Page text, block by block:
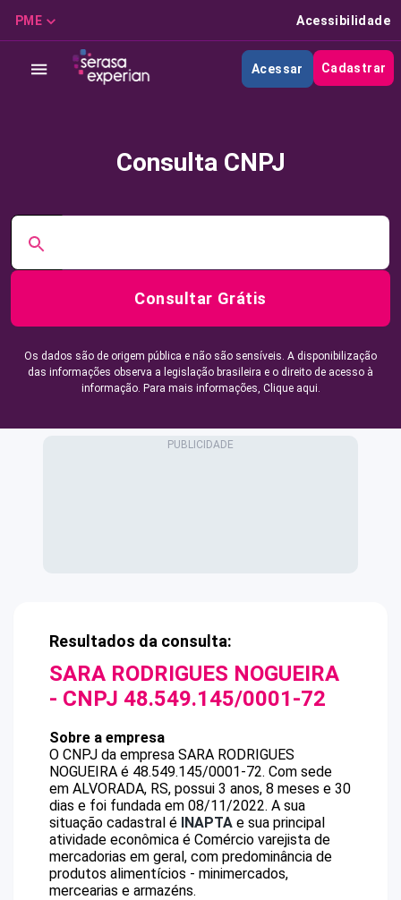
PME Acessibilidade
Acessar Cadastrar
Consulta CNPJ
Consultar Grátis
Os dados são de origem pública e não são sensíveis. A disponibilização
das informações observa a legislação brasileira e o direito de acesso à
informação. Para mais informações, Clique aqui.
Resultados da consulta:
SARA RODRIGUES NOGUEIRA
- CNPJ 48.549.145/0001-72
Sobre a empresa
O CNPJ da empresa SARA RODRIGUES
NOGUEIRA é 48.549.145/0001-72. Com sede
em ALVORADA, RS, possui 3 anos, 8 meses e 30
dias e foi fundada em 08/11/2022. A sua
situação cadastral é INAPTA e sua principal
atividade econômica é Comércio varejista de
mercadorias em geral, com predominância de
produtos alimentícios - minimercados,
mercearias e armazéns.